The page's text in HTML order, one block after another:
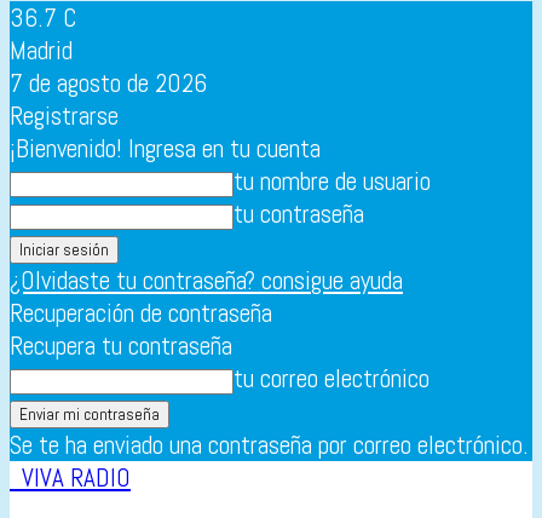
36.7 C
Madrid
7 de agosto de 2026
Registrarse
¡Bienvenido! Ingresa en tu cuenta
tu nombre de usuario
tu contraseña
¿Olvidaste tu contraseña? consigue ayuda
Recuperación de contraseña
Recupera tu contraseña
tu correo electrónico
Se te ha enviado una contraseña por correo electrónico.
VIVA RADIO